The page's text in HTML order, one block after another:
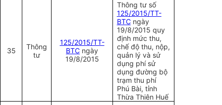
35
Thông
tư
125/2015/TT-
BTC ngày
19/8/2015
Thông tư số
125/2015/TT-
BTCngày
19/8/2015 quy
định mức thu,
chế độ thu, nộp,
quản lý và sử
dụng phí sử
dụng đường bộ
trạm thu phí
Phú Bài, tỉnh
Thừa Thiên Huế